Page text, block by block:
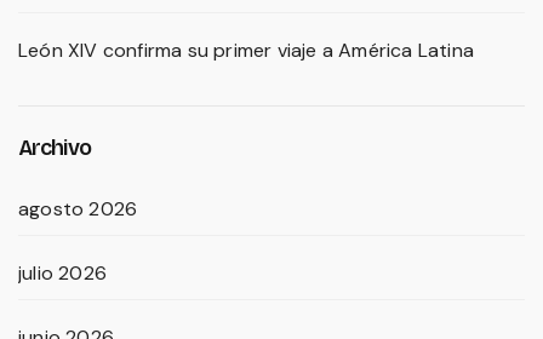
León XIV confirma su primer viaje a América Latina
Archivo
agosto 2026
julio 2026